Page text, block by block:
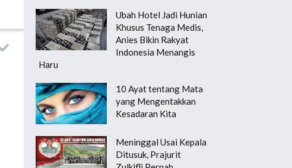
Ubah Hotel Jadi Hunian
Khusus Tenaga Medis,
Anies Bikin Rakyat
Indonesia Menangis
Haru
10 Ayat tentang Mata
yang Mengentakkan
Kesadaran Kita
Meninggal Usai Kepala
Ditusuk, Prajurit